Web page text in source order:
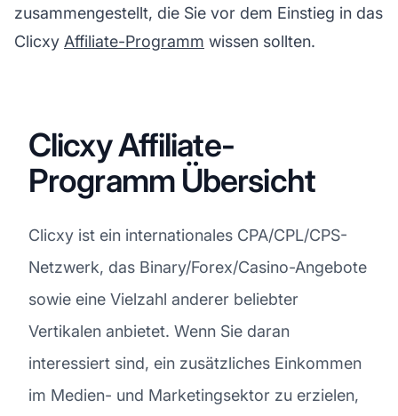
zusammengestellt, die Sie vor dem Einstieg in das
Clicxy Affiliate-Programm wissen sollten.
Clicxy Affiliate-
Programm Übersicht
Clicxy ist ein internationales CPA/CPL/CPS-
Netzwerk, das Binary/Forex/Casino-Angebote
sowie eine Vielzahl anderer beliebter
Vertikalen anbietet. Wenn Sie daran
interessiert sind, ein zusätzliches Einkommen
im Medien- und Marketingsektor zu erzielen,